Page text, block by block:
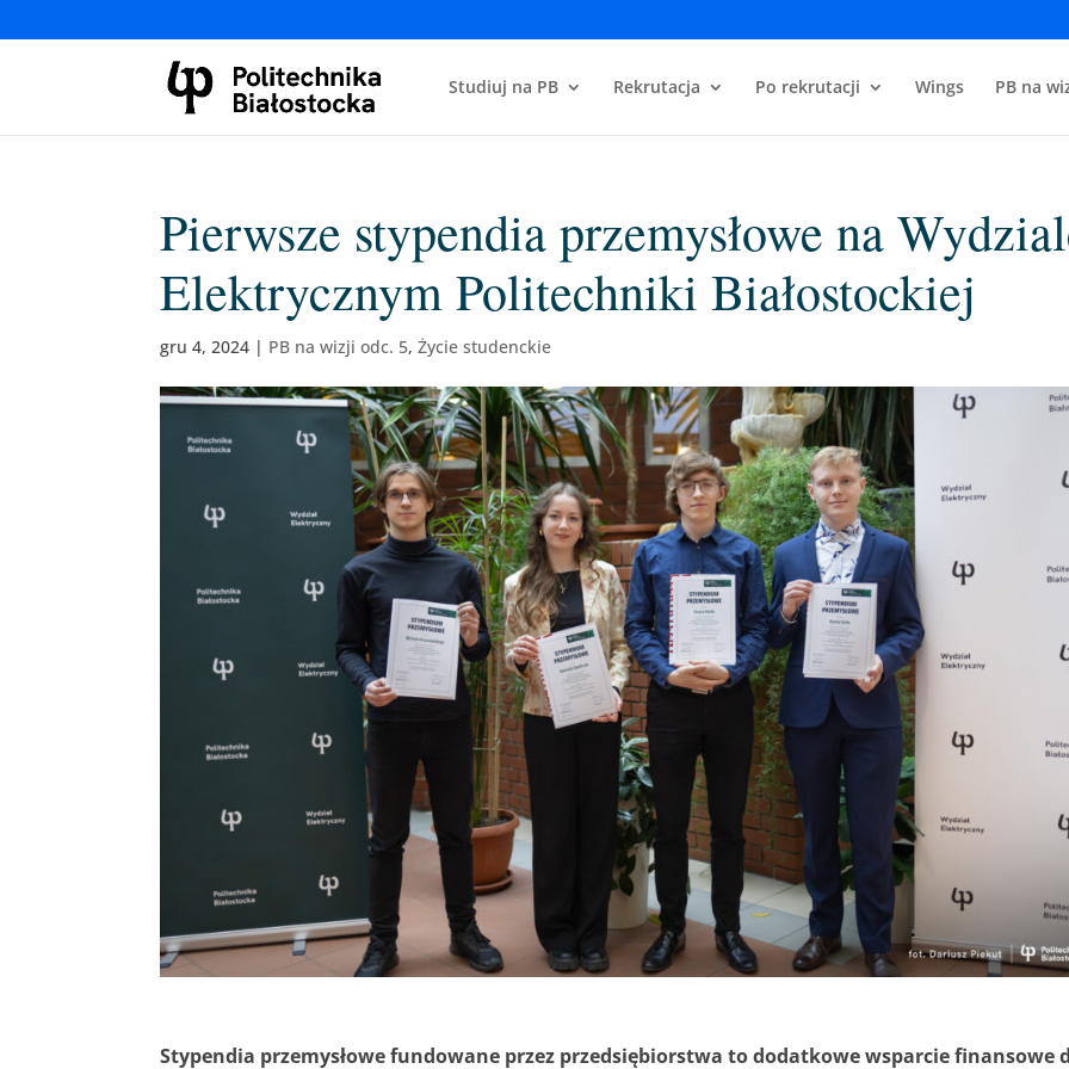
Studiuj na PB Rekrutacja Po rekrutacji Wings PB na
Pierwsze stypendia przemysłowe na
Elektrycznym Politechniki Białostockiej
gru 4, 2024 | PB na wizji odc. 5,Życie studenckie
Stypendia przemysłowe fundowane przez przedsiębiorstwa to dodatkowe wsparcie finansowe